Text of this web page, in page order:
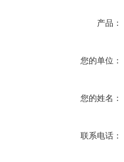
产品：
您的单位：
您的姓名：
联系电话：